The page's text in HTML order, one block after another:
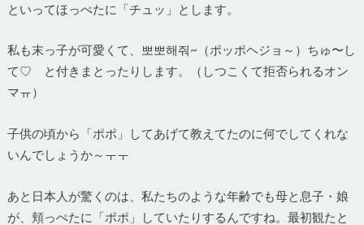
といってほっぺたに「チュッ」とします。
私も末っ子が可愛くて、뽀뽀해줘~（ポッポヘジョ～）ちゅ〜し
て♡ と付きまとったりします。（しつこくて拒否られるオン
マㅠ）
子供の頃から「ポポ」してあげて教えてたのに何でしてくれな
いんでしょうか～ㅜㅜ
あと日本人が驚くのは、私たちのような年齢でも母と息子・娘
が、頬っぺたに「ポポ」していたりするんですね。最初観たと